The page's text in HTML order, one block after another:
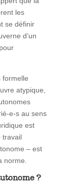
les
se définir
d’un
formelle
atypique,
e-s au sens
est
travail
– est
norme.
?